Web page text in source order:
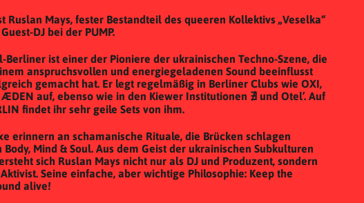
Ruslan Mays, fester Bestandteil des queeren Kollektivs „Veselka“
DJ bei der PUMP.
Berliner ist einer der Pioniere der ukrainischen Techno-Szene, die
anspruchsvollen und energiegeladenen Sound beeinflusst
gemacht hat. Er legt regelmäßig in Berliner Clubs wie OXI,
ÆDEN auf, ebenso wie in den Kiewer Institutionen ∄ und Otel’. Auf
findet ihr sehr geile Sets von ihm.
erinnern an schamanische Rituale, die Brücken schlagen
Body, Mind & Soul. Aus dem Geist der ukrainischen Subkulturen
sich Ruslan Mays nicht nur als DJ und Produzent, sondern
Seine einfache, aber wichtige Philosophie: Keep the
alive!